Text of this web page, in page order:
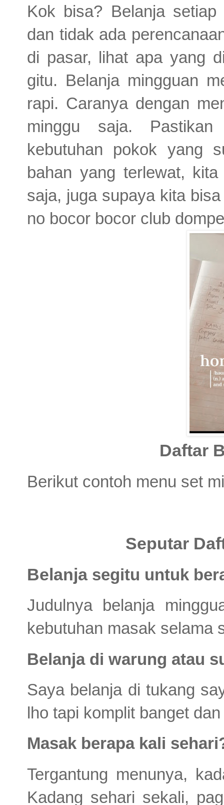
Kok bisa? Belanja
dan tidak ada
di pasar, lihat apa yang
gitu. Belanja mingguan
rapi. Caranya dengan
minggu saja.
kebutuhan pokok yang
bahan yang terlewat,
saja, juga supaya kita
no bocor bocor club
Daftar
Berikut contoh menu set
Seputar
Belanja segitu untuk
Judulnya belanja
kebutuhan masak selama
Belanja di warung atau
Saya belanja di tukang
lho tapi komplit banget
Masak berapa kali
Tergantung menunya,
Kadang sehari sekali,